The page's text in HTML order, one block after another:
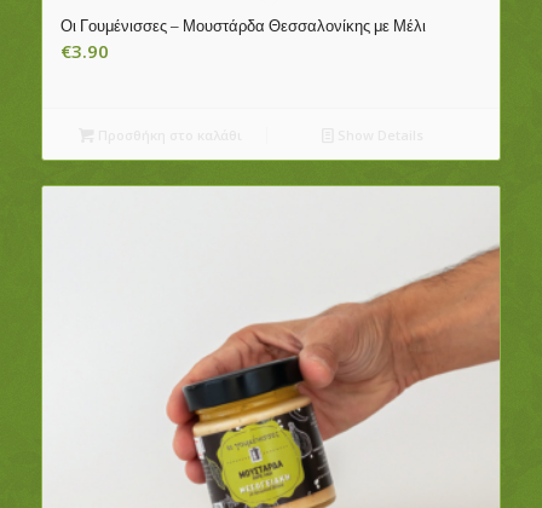
Οι Γουμένισσες – Μουστάρδα Θεσσαλονίκης με Μέλι
€3.90